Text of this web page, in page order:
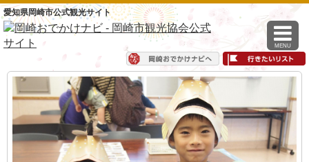
愛知県岡崎市公式観光サイト
MENU